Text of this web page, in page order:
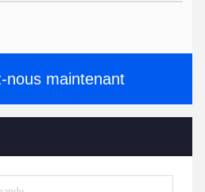
nous maintenant